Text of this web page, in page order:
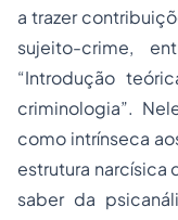
a trazer
sujeito-crime,
“Introdução
criminologia”.
como intrínseca
estrutura narcísica
saber da